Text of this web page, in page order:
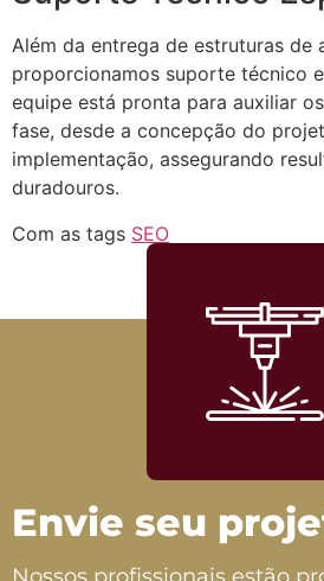
Além da entrega de estruturas de
proporcionamos suporte técnico
equipe está pronta para auxiliar
fase, desde a concepção do
implementação, assegurando
duradouros.
Com as tags SEO
Envie seu